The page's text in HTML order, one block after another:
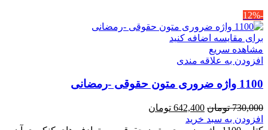
-12%
برای مقایسه اضافه کنید
مشاهده سریع
افزودن به علاقه مندی
1100 واژه ضروری متون حقوقی -رمضانی
730,000 تومان قیمت
اصلی
642,400 تومان
افزودن به سبد خرید